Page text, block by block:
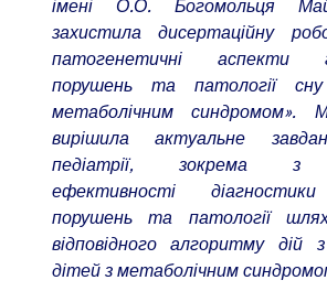
імені О.О. Богомольця
захистила дисертаційну
патогенетичні аспекти
порушень та патології
метаболічним синдромом».
вирішила
актуальне
педіатрії, зокрема з
ефективності
порушень та патології
відповідного алгоритму дій
дітей з метаболічним